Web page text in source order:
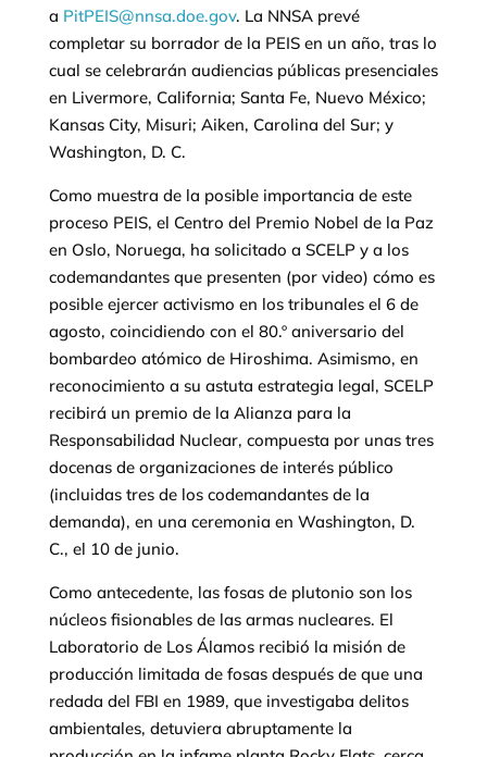
a PitPEIS@nnsa.doe.gov. La NNSA prevé
completar su borrador de la PEIS en un año, tras lo
cual se celebrarán audiencias públicas presenciales
en Livermore, California; Santa Fe, Nuevo México;
Kansas City, Misuri; Aiken, Carolina del Sur; y
Washington, D. C.
Como muestra de la posible importancia de este
proceso PEIS, el Centro del Premio Nobel de la Paz
en Oslo, Noruega, ha solicitado a SCELP y a los
codemandantes que presenten (por video) cómo es
posible ejercer activismo en los tribunales el 6 de
agosto, coincidiendo con el 80.º aniversario del
bombardeo atómico de Hiroshima. Asimismo, en
reconocimiento a su astuta estrategia legal, SCELP
recibirá un premio de la Alianza para la
Responsabilidad Nuclear, compuesta por unas tres
docenas de organizaciones de interés público
(incluidas tres de los codemandantes de la
demanda), en una ceremonia en Washington, D.
C., el 10 de junio.
Como antecedente, las fosas de plutonio son los
núcleos fisionables de las armas nucleares. El
Laboratorio de Los Álamos recibió la misión de
producción limitada de fosas después de que una
redada del FBI en 1989, que investigaba delitos
ambientales, detuviera abruptamente la